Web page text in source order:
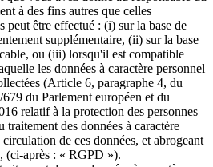
à des fins autres que celles
peut être effectué : (i) sur la base de
supplémentaire, (ii) sur la base
ou (iii) lorsqu'il est compatible
les données à caractère personnel
(Article 6, paragraphe 4, du
du Parlement européen et du
relatif à la protection des personnes
traitement des données à caractère
de ces données, et abrogeant
(ci-après : « RGPD »).